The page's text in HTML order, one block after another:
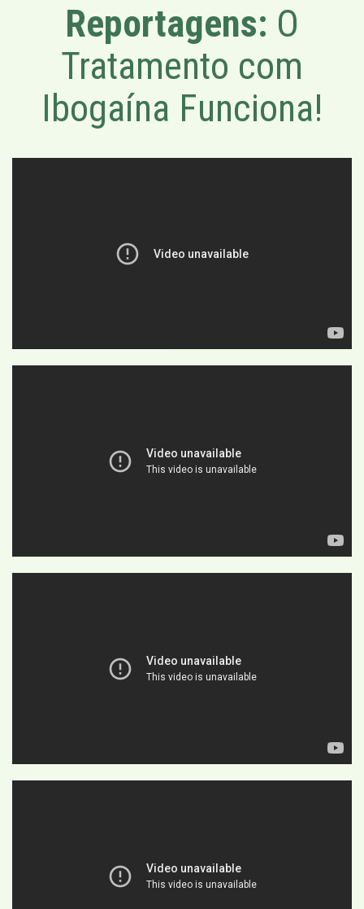
Reportagens: O
Tratamento com
Ibogaína Funciona!